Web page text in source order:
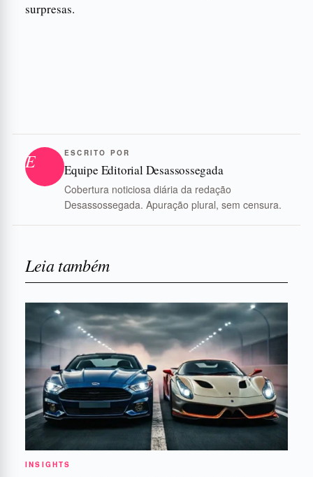
surpresas.
E ESCRITO POR
Equipe Editorial Desassossegada
Cobertura noticiosa diária da redação
Desassossegada. Apuração plural, sem censura.
Leia também
INSIGHTS